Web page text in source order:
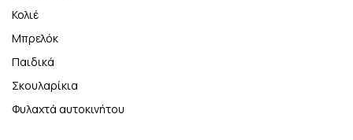
Κολιέ
Μπρελόκ
Παιδικά
Σκουλαρίκια
Φυλαχτά αυτοκινήτου